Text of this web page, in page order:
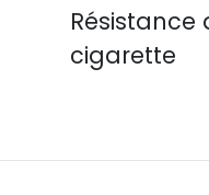
Résistance
cigarette